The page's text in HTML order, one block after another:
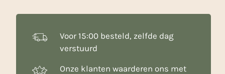
Voor 15:00 besteld, zelfde dag
verstuurd
Onze klanten waarderen ons met